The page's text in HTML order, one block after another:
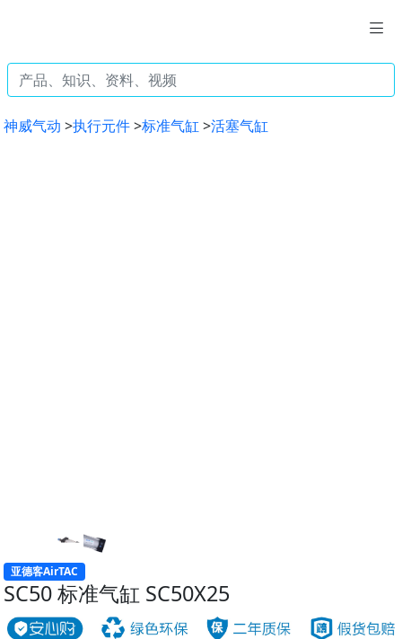
神威气动 >执行元件>标准气缸>活塞气缸
亚德客AirTAC
SC50 标准气缸 SC50X25